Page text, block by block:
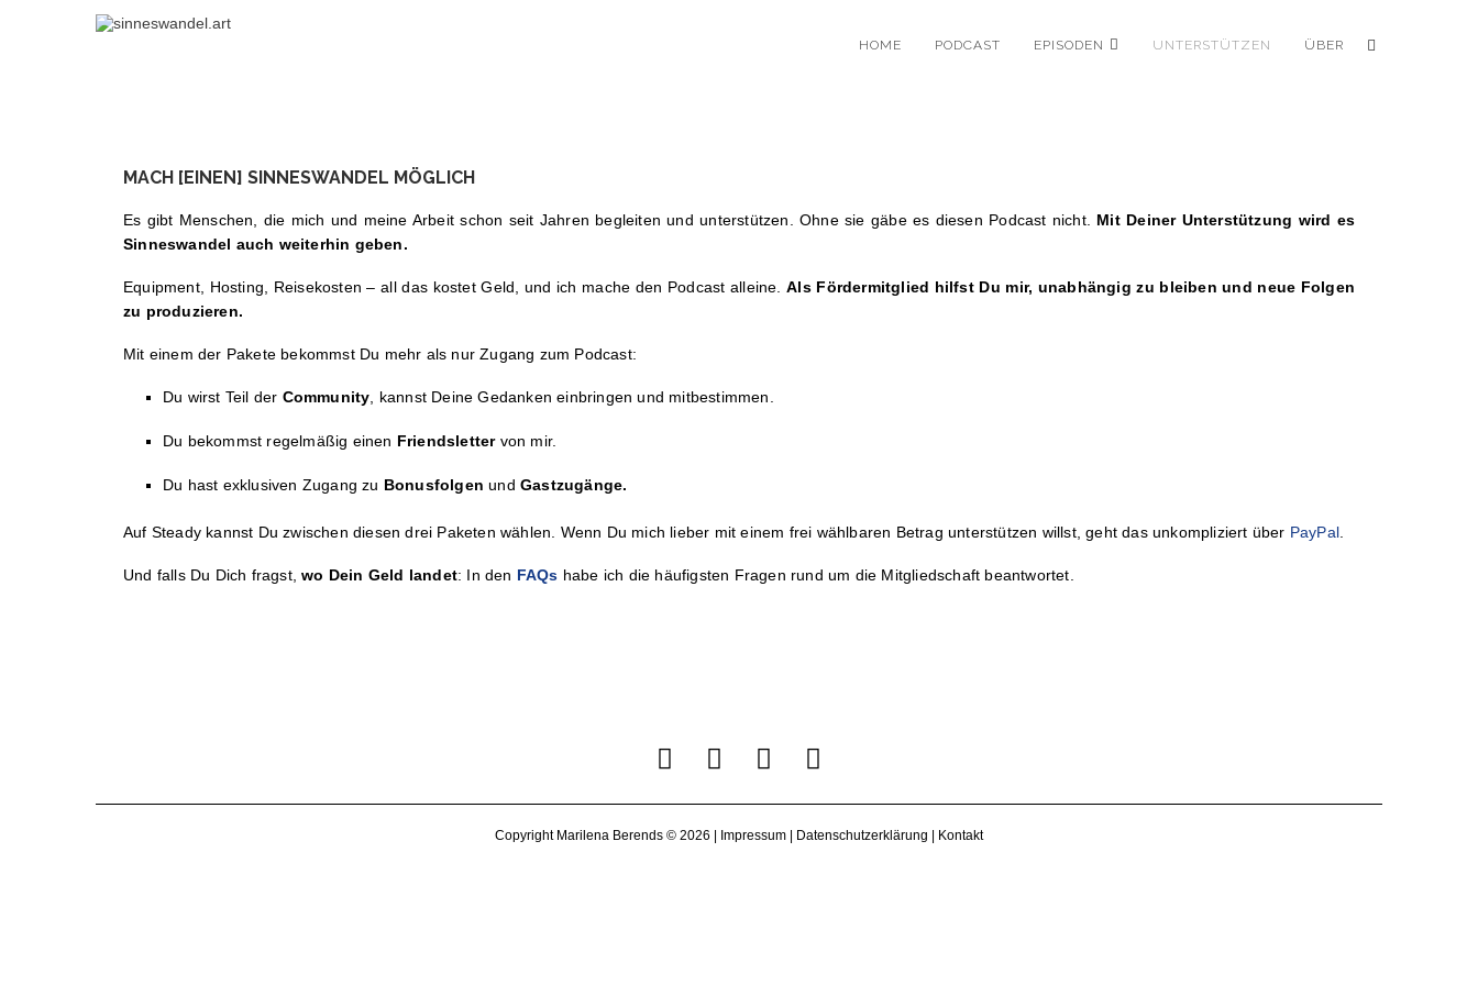
HOME PODCAST EPISODEN UNTERSTÜTZEN ÜBER
MACH [EINEN] SINNESWANDEL MÖGLICH
Es gibt Menschen, die mich und meine Arbeit schon seit Jahren begleiten und unterstützen. Ohne sie gäbe es diesen Podcast nicht. Mit Deiner Unterstützung wird es
Sinneswandel auch weiterhin geben.
Equipment, Hosting, Reisekosten – all das kostet Geld, und ich mache den Podcast alleine.Als Fördermitglied hilfst Du mir, unabhängig zu bleiben und neue Folgen
zu produzieren.
Mit einem der Pakete bekommst Du mehr als nur Zugang zum Podcast:
Du wirst Teil der Community , kannst Deine Gedanken einbringen und mitbestimmen.
Du bekommst regelmäßig einen Friendslettervon mir.
Du hast exklusiven Zugang zu Bonusfolgenund Gastzugänge.
Auf Steady kannst Du zwischen diesen drei Paketen wählen. Wenn Du mich lieber mit einem frei wählbaren Betrag unterstützen willst, geht das unkompliziert über PayPal
Und falls Du Dich fragst,wo Dein Geld landet: In den FAQs habe ich die häufigsten Fragen rund um die Mitgliedschaft beantwortet.
Copyright Marilena Berends © 2026 | Impressum Datenschutzerklärung Kontakt